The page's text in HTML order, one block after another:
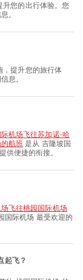
。
息。
机场飞往苏加诺-哈
航班 是从 吉隆坡国
供便捷的衔接。
飞往桃园国际机场
国际机场 最受欢迎的
起飞？